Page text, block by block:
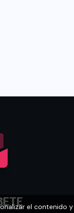
el contenido